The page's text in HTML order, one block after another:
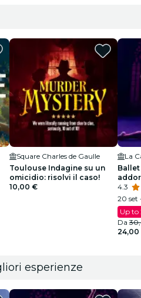
Square Charles de Gaulle
Toulouse Indagine su un
omicidio: risolvi il caso!
10,00 €
Ballet
4.3
20 set
Up to
Da
24,00
esperienze